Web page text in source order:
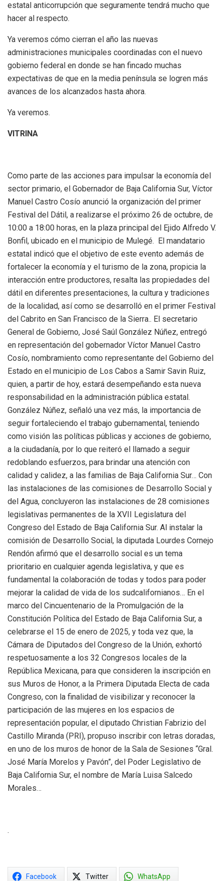
estatal anticorrupción que seguramente tendrá mucho que
hacer al respecto.
Ya veremos cómo cierran el año las nuevas
administraciones municipales coordinadas con el nuevo
gobierno federal en donde se han fincado muchas
expectativas de que en la media península se logren más
avances de los alcanzados hasta ahora.
Ya veremos.
VITRINA
Como parte de las acciones para impulsar la economía del
sector primario, el Gobernador de Baja California Sur, Víctor
Manuel Castro Cosío anunció la organización del primer
Festival del Dátil, a realizarse el próximo 26 de octubre, de
10:00 a 18:00 horas, en la plaza principal del Ejido Alfredo V.
Bonfil, ubicado en el municipio de Mulegé. El mandatario
estatal indicó que el objetivo de este evento además de
fortalecer la economía y el turismo de la zona, propicia la
interacción entre productores, resalta las propiedades del
dátil en diferentes presentaciones, la cultura y tradiciones
de la localidad, así como se desarrolló en el primer Festival
del Cabrito en San Francisco de la Sierra.. El secretario
General de Gobierno, José Saúl González Núñez, entregó
en representación del gobernador Víctor Manuel Castro
Cosío, nombramiento como representante del Gobierno del
Estado en el municipio de Los Cabos a Samir Savin Ruiz,
quien, a partir de hoy, estará desempeñando esta nueva
responsabilidad en la administración pública estatal.
González Núñez, señaló una vez más, la importancia de
seguir fortaleciendo el trabajo gubernamental, teniendo
como visión las políticas públicas y acciones de gobierno,
a la ciudadanía, por lo que reiteró el llamado a seguir
redoblando esfuerzos, para brindar una atención con
calidad y calidez, a las familias de Baja California Sur… Con
las instalaciones de las comisiones de Desarrollo Social y
del Agua, concluyeron las instalaciones de 28 comisiones
legislativas permanentes de la XVII Legislatura del
Congreso del Estado de Baja California Sur. Al instalar la
comisión de Desarrollo Social, la diputada Lourdes Cornejo
Rendón afirmó que el desarrollo social es un tema
prioritario en cualquier agenda legislativa, y que es
fundamental la colaboración de todas y todos para poder
mejorar la calidad de vida de los sudcalifornianos… En el
marco del Cincuentenario de la Promulgación de la
Constitución Política del Estado de Baja California Sur, a
celebrarse el 15 de enero de 2025, y toda vez que, la
Cámara de Diputados del Congreso de la Unión, exhortó
respetuosamente a los 32 Congresos locales de la
República Mexicana, para que consideren la inscripción en
sus Muros de Honor, a la Primera Diputada Electa de cada
Congreso, con la finalidad de visibilizar y reconocer la
participación de las mujeres en los espacios de
representación popular, el diputado Christian Fabrizio del
Castillo Miranda (PRI), propuso inscribir con letras doradas,
en uno de los muros de honor de la Sala de Sesiones “Gral.
José María Morelos y Pavón”, del Poder Legislativo de
Baja California Sur, el nombre de María Luisa Salcedo
Morales…
.
Facebook Twitter WhatsApp